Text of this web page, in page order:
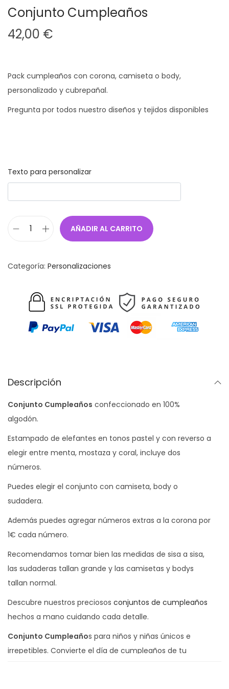
Conjunto Cumpleaños
42,00 €
Pack cumpleaños con corona, camiseta o body,
personalizado y cubrepañal.
Pregunta por todos nuestro diseños y tejidos disponibles
Texto para personalizar
n
u
t
o
m
l
e
a
ñ
o
n
t
i
d
a
AÑADIR AL CARRITO
Categoría: Personalizaciones
Descripción
Conjunto Cumpleaños confeccionado en 100%
algodón.
Estampado de elefantes en tonos pastel y con reverso a
elegir entre menta, mostaza y coral, incluye dos
números.
Puedes elegir el conjunto con camiseta, body o
sudadera.
Además puedes agregar números extras a la corona por
1€ cada número.
Recomendamos tomar bien las medidas de sisa a sisa,
las sudaderas tallan grande y las camisetas y bodys
tallan normal.
Descubre nuestros preciosos conjuntos de cumpleaños
hechos a mano cuidando cada detalle.
Conjunto Cumpleaños para niños y niñas únicos e
irrepetibles. Convierte el día de cumpleaños de tu